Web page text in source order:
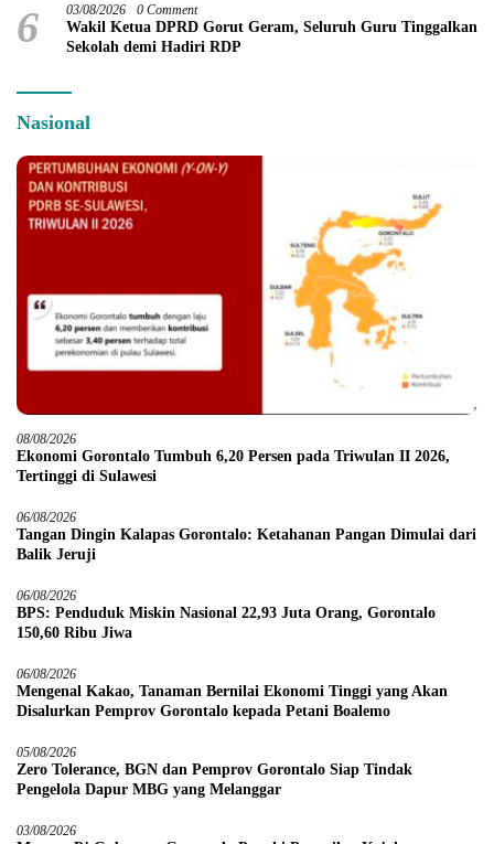
6 03/08/2026 0 Comment
Wakil Ketua DPRD Gorut Geram, Seluruh Guru Tinggalkan
Sekolah demi Hadiri RDP
Nasional
08/08/2026
Ekonomi Gorontalo Tumbuh 6,20 Persen pada Triwulan II 2026,
Tertinggi di Sulawesi
06/08/2026
Tangan Dingin Kalapas Gorontalo: Ketahanan Pangan Dimulai dari
Balik Jeruji
06/08/2026
BPS: Penduduk Miskin Nasional 22,93 Juta Orang, Gorontalo
150,60 Ribu Jiwa
06/08/2026
Mengenal Kakao, Tanaman Bernilai Ekonomi Tinggi yang Akan
Disalurkan Pemprov Gorontalo kepada Petani Boalemo
05/08/2026
Zero Tolerance, BGN dan Pemprov Gorontalo Siap Tindak
Pengelola Dapur MBG yang Melanggar
03/08/2026